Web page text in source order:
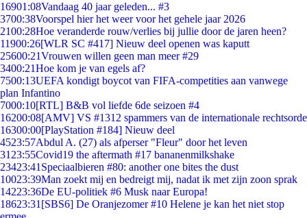
16901:08Vandaag 40 jaar geleden... #3
3700:38Voorspel hier het weer voor het gehele jaar 2026
2100:28Hoe veranderde rouw/verlies bij jullie door de jaren heen?
11900:26[WLR SC #417] Nieuw deel openen was kaputt
25600:21Vrouwen willen geen man meer #29
3400:21Hoe kom je van egels af?
7500:13UEFA kondigt boycot van FIFA-competities aan vanwege
plan Infantino
7000:10[RTL] B&B vol liefde 6de seizoen #4
16200:08[AMV] VS #1312 spammers van de internationale rechtsorde
16300:00[PlayStation #184] Nieuw deel
4523:57Abdul A. (27) als afperser "Fleur" door het leven
31 23:55Covid19 the aftermath #17 bananenmilkshake
23423:41 Speciaalbieren #80: another one bites the dust
10023:39Man zoekt mij en bedreigt mij, nadat ik met zijn zoon sprak
14223:36De EU-politiek #6 Musk naar Europa!
18623:31 [SBS6] De Oranjezomer #10 Helene je kan het niet stop